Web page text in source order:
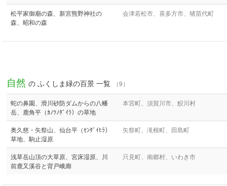
松平家御廟の森、新宮熊野神社の
森、昭和の森
会津若松市、喜多方市、猪苗代町
自然 の ふくしま緑の百景 一覧 （9）
蛇の鼻園、滑川砂防ダムからの八幡
岳、鹿角平（ｶﾉﾂﾉﾀﾞｲﾗ）の草地
本宮町、須賀川市、鮫川村
奥久慈・矢祭山、仙台平（ｾﾝﾀﾞｲﾋﾗ）
草地、駒止湿原
矢祭町、滝根町、田島町
浅草岳山頂の大草原、宮床湿原、川
前鹿又溪谷と背戸峨廊
只見町、南郷村、いわき市